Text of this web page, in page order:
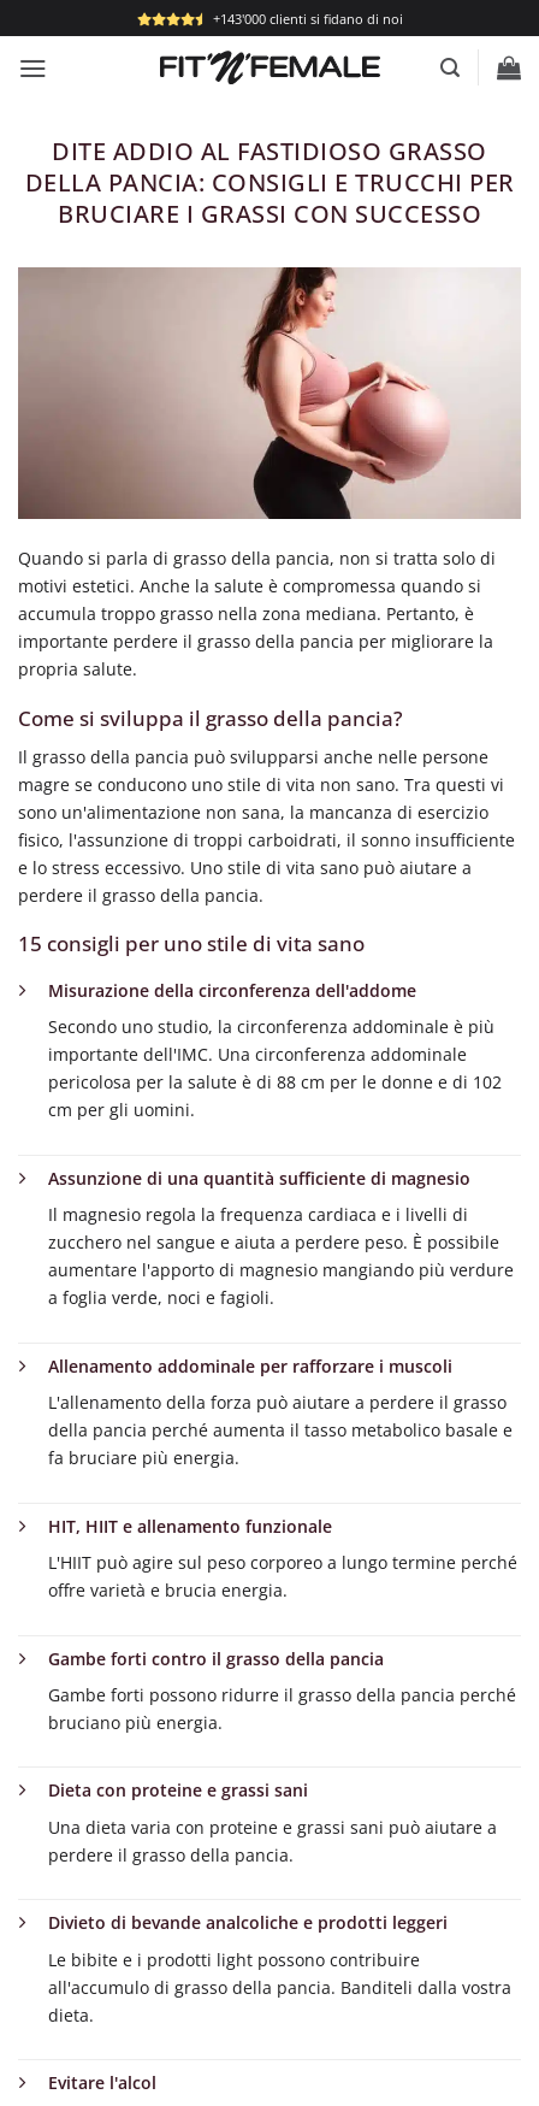
ai
contenuti
+143'000 clienti si fidano di noi
DITE ADDIO AL FASTIDIOSO GRASSO
DELLA PANCIA: CONSIGLI E TRUCCHI PER
BRUCIARE I GRASSI CON SUCCESSO
Quando si parla di grasso della pancia, non si tratta solo di
motivi estetici. Anche la salute è compromessa quando si
accumula troppo grasso nella zona mediana. Pertanto, è
importante perdere il grasso della pancia per migliorare la
propria salute.
Come si sviluppa il grasso della pancia?
Il grasso della pancia può svilupparsi anche nelle persone
magre se conducono uno stile di vita non sano. Tra questi vi
sono un'alimentazione non sana, la mancanza di esercizio
fisico, l'assunzione di troppi carboidrati, il sonno insufficiente
e lo stress eccessivo. Uno stile di vita sano può aiutare a
perdere il grasso della pancia.
15 consigli per uno stile di vita sano
Misurazione della circonferenza dell'addome
Secondo uno studio, la circonferenza addominale è più
importante dell'IMC. Una circonferenza addominale
pericolosa per la salute è di 88 cm per le donne e di 102
cm per gli uomini.
Assunzione di una quantità sufficiente di magnesio
Il magnesio regola la frequenza cardiaca e i livelli di
zucchero nel sangue e aiuta a perdere peso. È possibile
aumentare l'apporto di magnesio mangiando più verdure
a foglia verde, noci e fagioli.
Allenamento addominale per rafforzare i muscoli
L'allenamento della forza può aiutare a perdere il grasso
della pancia perché aumenta il tasso metabolico basale e
fa bruciare più energia.
HIT, HIIT e allenamento funzionale
L'HIIT può agire sul peso corporeo a lungo termine perché
offre varietà e brucia energia.
Gambe forti contro il grasso della pancia
Gambe forti possono ridurre il grasso della pancia perché
bruciano più energia.
Dieta con proteine e grassi sani
Una dieta varia con proteine e grassi sani può aiutare a
perdere il grasso della pancia.
Divieto di bevande analcoliche e prodotti leggeri
Le bibite e i prodotti light possono contribuire
all'accumulo di grasso della pancia. Banditeli dalla vostra
dieta.
Evitare l'alcol